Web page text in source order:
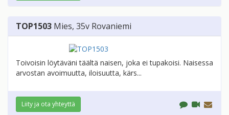
TOP1503 Mies, 35v Rovaniemi
Toivoisin löytäväni täältä naisen, joka ei tupakoisi. Naisessa
arvostan avoimuutta, iloisuutta, kärs...
Liity ja ota yhteyttä